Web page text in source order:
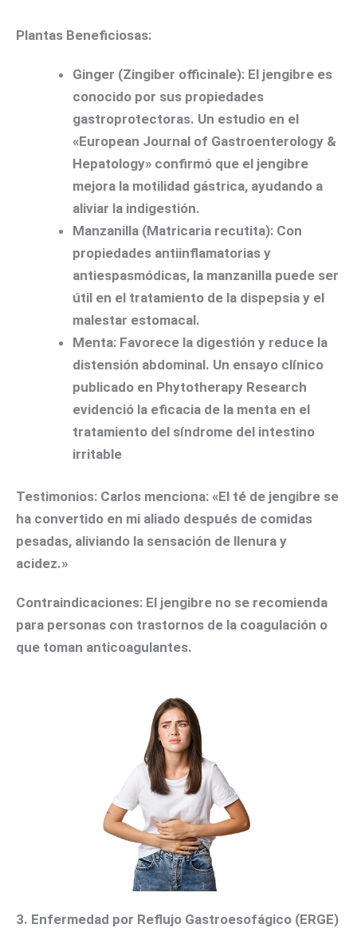
Plantas Beneficiosas:
Ginger (Zingiber officinale): El jengibre es
conocido por sus propiedades
gastroprotectoras. Un estudio en el
«European Journal of Gastroenterology &
Hepatology» confirmó que el jengibre
mejora la motilidad gástrica, ayudando a
aliviar la indigestión.
Manzanilla (Matricaria recutita): Con
propiedades antiinflamatorias y
antiespasmódicas, la manzanilla puede ser
útil en el tratamiento de la dispepsia y el
malestar estomacal.
Menta: Favorece la digestión y reduce la
distensión abdominal. Un ensayo clínico
publicado en Phytotherapy Research
evidenció la eficacia de la menta en el
tratamiento del síndrome del intestino
irritable
Testimonios: Carlos menciona: «El té de jengibre se
ha convertido en mi aliado después de comidas
pesadas, aliviando la sensación de llenura y
acidez.»
Contraindicaciones: El jengibre no se recomienda
para personas con trastornos de la coagulación o
que toman anticoagulantes.
3. Enfermedad por Reflujo Gastroesofágico (ERGE)